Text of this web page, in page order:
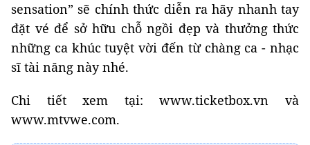
sensation” sẽ chính thức diễn ra hãy nhanh tay
đặt vé để sở hữu chỗ ngồi đẹp và thưởng thức
những ca khúc tuyệt vời đến từ chàng ca - nhạc
sĩ tài năng này nhé.
Chi tiết xem tại: www.ticketbox.vn và
www.mtvwe.com.